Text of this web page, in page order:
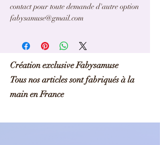
contact pour toute demande d'autre option
fabysamuse@gmail.com
Création exclusive Fabysamuse
Tous nos articles sont fabriqués à la
main en France